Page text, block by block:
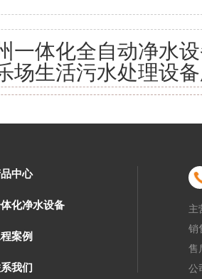
一体化全自动净水
场生活污水处理设
中心
化净水设备
案例
我们
主
销
售
公